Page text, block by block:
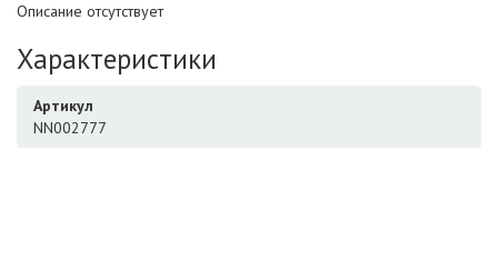
Описание отсутствует
Характеристики
Артикул
NN002777